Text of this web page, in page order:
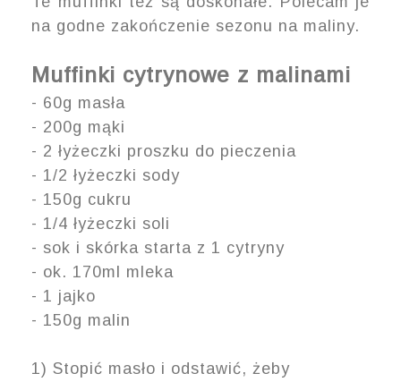
na godne zakończenie sezonu na maliny.
Muffinki cytrynowe z malinami
- 60g masła
- 200g mąki
- 2 łyżeczki proszku do pieczenia
- 1/2 łyżeczki sody
- 150g cukru
- 1/4 łyżeczki soli
- sok i skórka starta z 1 cytryny
- ok. 170ml mleka
- 1 jajko
- 150g malin
1) Stopić masło i odstawić, żeby